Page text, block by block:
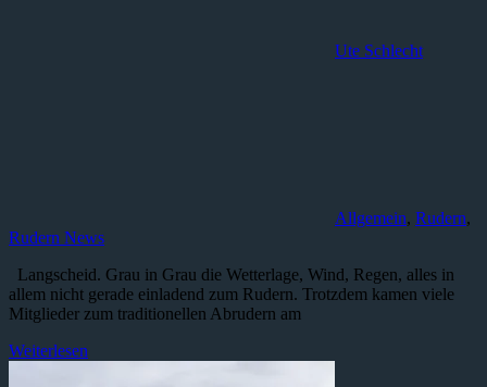
Ute Schlecht
Allgemein, Rudern,
Rudern News
Langscheid. Grau in Grau die Wetterlage, Wind, Regen, alles in
allem nicht gerade einladend zum Rudern. Trotzdem kamen viele
Mitglieder zum traditionellen Abrudern am
Weiterlesen